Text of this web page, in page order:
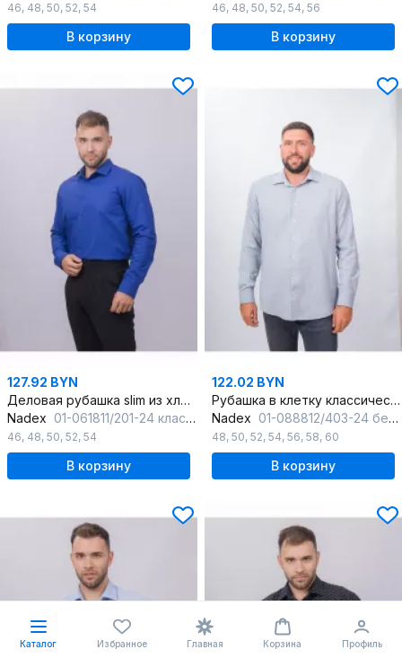
46, 48, 50, 52, 54
В корзину
46, 48, 50, 52, 54, 56
В корзину
127.92 BYN
Деловая рубашка slim из хлопка с классическим воротником
Nadex 01-061811/201-24 классический_синий_мини-оксфоррд
46, 48, 50, 52, 54
В корзину
122.02 BYN
Рубашка в клетку классический крой для делового образа
Nadex 01-088812/403-24 бежево-сине-белый
48, 50, 52, 54, 56, 58, 60
В корзину
Каталог Избранное Главная Корзина Профиль